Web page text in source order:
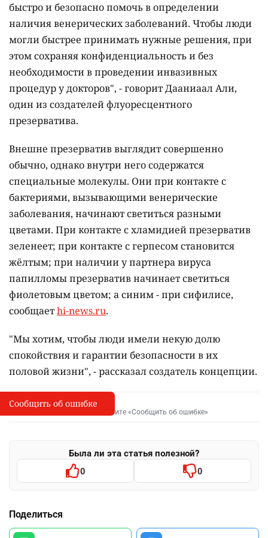
быстро и безопасно помочь в определении
наличия венерических заболеваний. Чтобы люди
могли быстрее принимать нужные решения, при
этом сохраняя конфиденциальность и без
необходимости в проведении инвазивных
процедур у докторов", - говорит Дааниаал Али,
один из создателей флуоресцентного
презерватива.
Внешне презерватив выглядит совершенно
обычно, однако внутри него содержатся
специальные молекулы. Они при контакте с
бактериями, вызывающими венерические
заболевания, начинают светиться разными
цветами. При контакте с хламидией презерватив
зеленеет; при контакте с герпесом становится
жёлтым; при наличии у партнера вируса
папилломы презерватив начинает светиться
фиолетовым цветом; а синим - при сифилисе,
сообщаетhi-news.ru.
"Мы хотим, чтобы люди имели некую долю
спокойствия и гарантии безопасности в их
половой жизни", - рассказал создатель концепции.
I
Сообщить об опечатке
Выделите фрагмент и нажмите «Сообщить об ошибке»
Была ли эта статья полезной?
0 0
Поделиться
Сообщить об ошибке